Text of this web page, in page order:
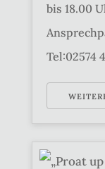
bis 18.00
Tel:02574